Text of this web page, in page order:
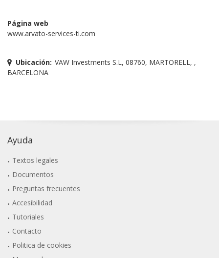
Página web
www.arvato-services-ti.com
Ubicación: VAW Investments S.L, 08760, MARTORELL, ,
BARCELONA
Ayuda
Textos legales
Documentos
Preguntas frecuentes
Accesibilidad
Tutoriales
Contacto
Politica de cookies